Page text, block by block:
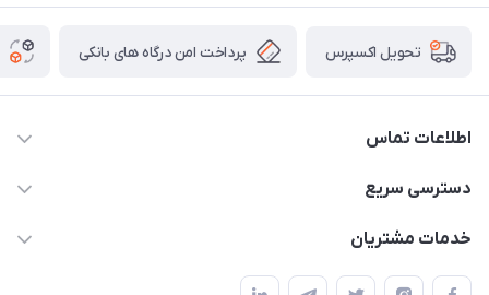
تحویل اکسپرس پرداخت امن درگاه های بانکی
اطلاعات تماس
09012926386
دسترسی سریع
حساب کاربری
خدمات مشتریان
قوانین و مقررات